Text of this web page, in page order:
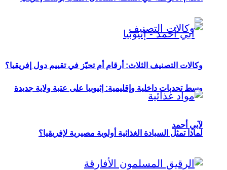
وسط تحديات داخلية وإقليمية: إثيوبيا على عتبة ولاية جديدة
لآبي أحمد
وكالات التصنيف الثلاث: أرقام أم تحيّز في تقييم دول إفريقيا؟
لماذا تمثل السيادة الغذائية أولوية مصيرية لإفريقيا؟